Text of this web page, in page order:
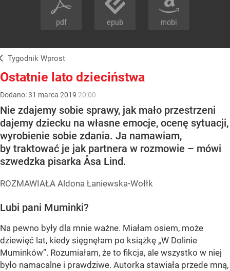
pdf epub mobi
Tygodnik Wprost
Ostatnie lato dzieciństwa
Dodano:31 marca 2019 20:00
Nie zdajemy sobie sprawy, jak mało przestrzeni
dajemy dziecku na własne emocje, ocenę sytuacji,
wyrobienie sobie zdania. Ja namawiam,
by traktować je jak partnera w rozmowie – mówi
szwedzka pisarka Åsa Lind.
ROZMAWIAŁA Aldona Łaniewska-Wołłk
Lubi pani Muminki?
Na pewno były dla mnie ważne. Miałam osiem, może
dziewięć lat, kiedy sięgnęłam po książkę „W Dolinie
Muminków”. Rozumiałam, że to fikcja, ale wszystko w niej
było namacalne i prawdziwe. Autorka stawiała przede mną,